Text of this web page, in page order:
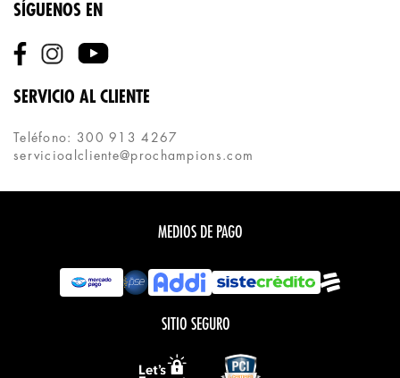
SÍGUENOS EN
SERVICIO AL CLIENTE
Teléfono: 300 913 4267
servicioalcliente@prochampions.com
MEDIOS DE PAGO
SITIO SEGURO